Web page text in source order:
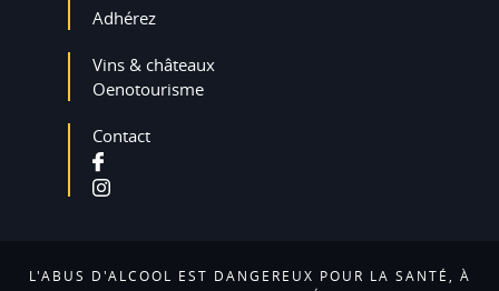
Adhérez
Vins & châteaux
Oenotourisme
Contact
L'ABUS D'ALCOOL EST DANGEREUX POUR LA SANTÉ, À